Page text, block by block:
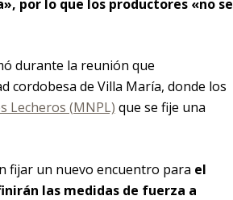
por lo que los productores «no se
durante la reunión que
cordobesa de Villa María, donde los
Lecheros (MNPL) que se fije una
fijar un nuevo encuentro para el
las medidas de fuerza a